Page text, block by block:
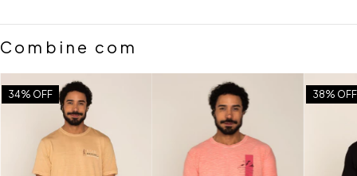
Combine com
34% OFF 38% OFF